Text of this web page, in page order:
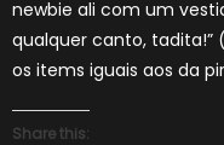
newbie ali com um
qualquer canto, tadita!”
os items iguais aos da
Share this: